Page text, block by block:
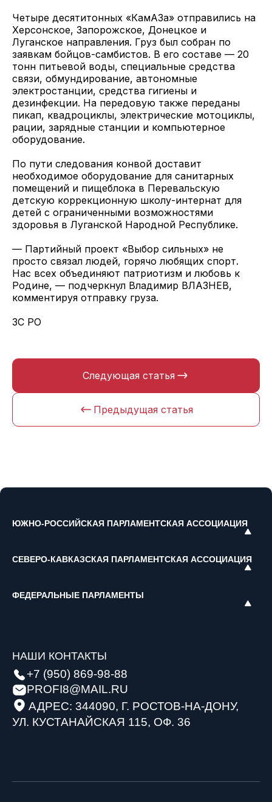
Четыре десятитонных «КамАЗа» отправились на
Херсонское, Запорожское, Донецкое и
Луганское направления. Груз был собран по
заявкам бойцов-самбистов. В его составе — 20
тонн питьевой воды, специальные средства
связи, обмундирование, автономные
электростанции, средства гигиены и
дезинфекции. На передовую также переданы
пикап, квадроциклы, электрические мотоциклы,
рации, зарядные станции и компьютерное
оборудование.
По пути следования конвой доставит
необходимое оборудование для санитарных
помещений и пищеблока в Перевальскую
детскую коррекционную школу-интернат для
детей с ограниченными возможностями
здоровья в Луганской Народной Республике.
— Партийный проект «Выбор сильных» не
просто связал людей, горячо любящих спорт.
Нас всех объединяют патриотизм и любовь к
Родине, — подчеркнул Владимир ВЛАЗНЕВ,
комментируя отправку груза.
ЗС РО
Предыдущая статья
Следующая статья
ЮЖНО-РОССИЙСКАЯ ПАРЛАМЕНТСКАЯ АССОЦИАЦИЯ
СЕВЕРО-КАВКАЗСКАЯ ПАРЛАМЕНТСКАЯ АССОЦИАЦИЯ
ФЕДЕРАЛЬНЫЕ ПАРЛАМЕНТЫ
НАШИ КОНТАКТЫ
+7 (950) 869-98-88
PROFI8@MAIL.RU
АДРЕС: 344090, Г. РОСТОВ-НА-ДОНУ,
УЛ. КУСТАНАЙСКАЯ 115, ОФ. 36